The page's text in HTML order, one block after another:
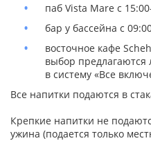
паб Vista Mare с
бар у бассейна с
восточное кафе
выбор предлагаются
в систему «Все
Все напитки подаются в
Крепкие напитки не
ужина (подается только